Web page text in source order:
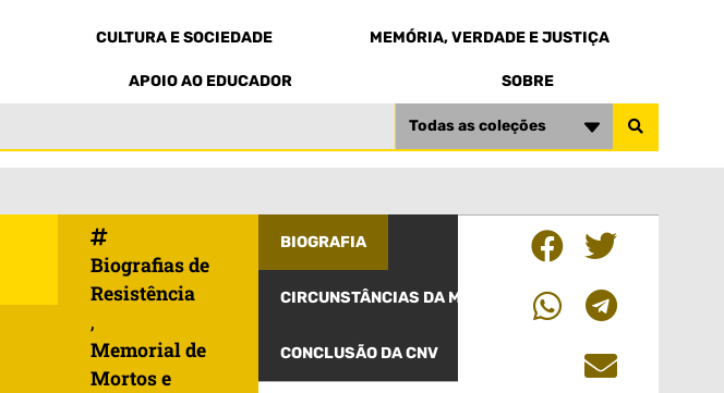
CULTURA E SOCIEDADE MEMÓRIA, VERDADE E JUSTIÇA
APOIO AO EDUCADOR SOBRE
Todas as coleções
Biografias de
Resistência
,
Memorial de
Mortos e
BIOGRAFIA
CIRCUNSTÂNCIAS DA MORTE
CONCLUSÃO DA CNV